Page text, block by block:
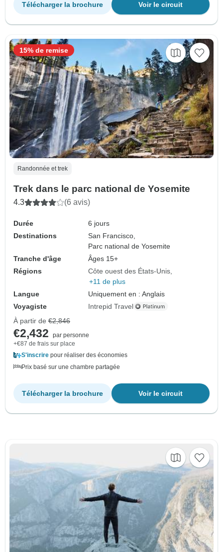
Voir le circuit
Télécharger la brochure
Randonnée et trek
Trek dans le parc national de Yosemite
4.3 (6 avis)
Durée
6 jours
Destinations
San Francisco,
Parc national de Yosemite
Tranche d'âge
Âges 15+
Régions
Côte ouest des États-Unis
+11 de plus
Langue
Uniquement en : Anglais
Voyagiste
Intrepid Travel
15% de remise
À partir de €2,846
€2,432
par personne
+€87 de frais sur place
S'inscrire pour réaliser des économies
Prix basé sur une chambre partagée
Voir le circuit
Télécharger la brochure